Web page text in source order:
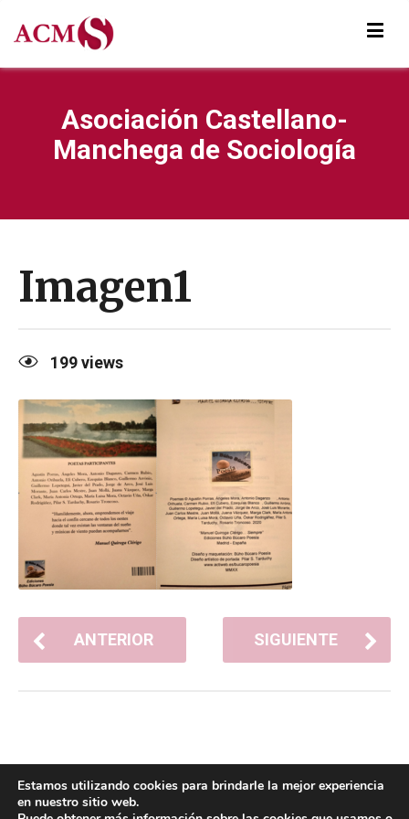
Asociación Castellano-
Manchega de Sociología
Imagen1
199views
ANTERIOR SIGUIENTE
Estamos utilizando cookies para brindarle la mejor experiencia
en nuestro sitio web.